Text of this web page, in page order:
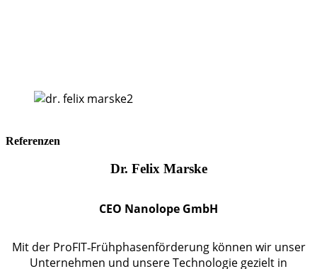
Referenzen
Dr. Felix Marske
CEO Nanolope GmbH
Mit der ProFIT‑Frühphasenförderung können wir unser
Unternehmen und unsere Technologie gezielt in